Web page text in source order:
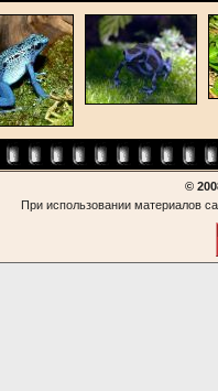
©
При использовании материалов